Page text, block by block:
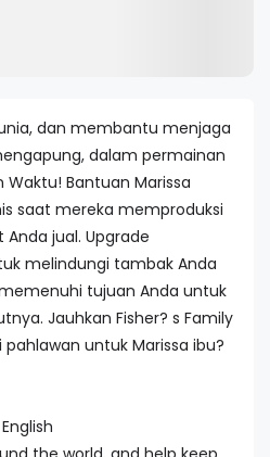
, dan membantu menjaga
, dalam permainan
Waktu! Bantuan Marissa
saat mereka memproduksi
Anda jual. Upgrade
melindungi tambak Anda
tujuan Anda untuk
. Jauhkan Fisher? s Family
pahlawan untuk Marissa ibu?
English